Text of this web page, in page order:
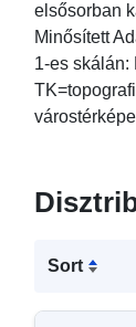
elsősorban
Minősített
1-es skálán:
Sort